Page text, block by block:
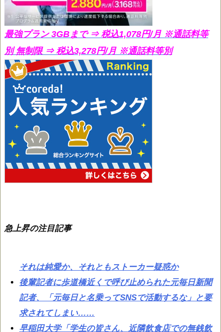
最強プラン 3GBまで ⇒ 税込1,078円/月 ※通話料等
別 無制限 ⇒ 税込3,278円/月 ※通話料等別
急上昇の注目記事
それは純愛か、それともストーカー疑惑か
後輩記者に歩道橋近くで呼び止められた元毎日新聞
記者、「元毎日と名乗ってSNSで活動するな」と要
求されてしまい……
早稲田大学「学生の皆さん、近隣飲食店での無銭飲